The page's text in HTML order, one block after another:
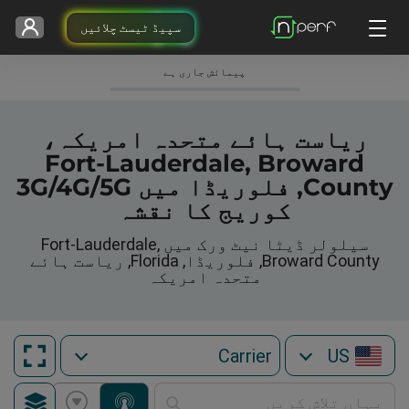
سپیڈ ٹیسٹ چلائیں
پیمائش جاری ہے
ریاست ہائے متحدہ امریکہ،
Fort-Lauderdale, Broward
County, فلوریڈا میں 3G/4G/5G
کوریج کا نقشہ
سیلولر ڈیٹا نیٹ ورک میں Fort-Lauderdale,
Broward County, فلوریڈا, Florida, ریاست ہائے
متحدہ امریکہ
US